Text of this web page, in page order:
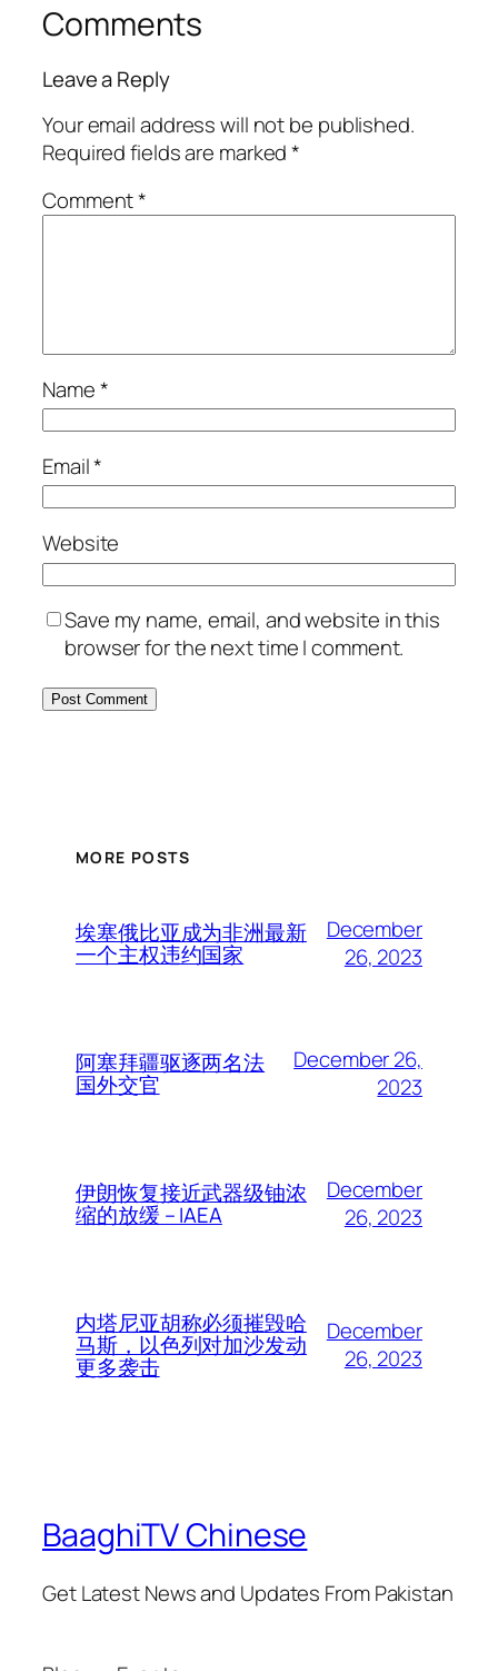
Comments
Leave a Reply
Your email address will not be published.
Required fields are marked*
Comment*
Name*
Email*
Website
Save my name, email, and website in this
browser for the next time I comment.
MORE POSTS
埃塞俄比亚成为非洲最新
一个主权违约国家
December
26, 2023
阿塞拜疆驱逐两名法
国外交官
December 26,
2023
伊朗恢复接近武器级铀浓
缩的放缓 – IAEA
December
26, 2023
内塔尼亚胡称必须摧毁哈
马斯，以色列对加沙发动
更多袭击
December
26, 2023
BaaghiTV Chinese
Get Latest News and Updates From Pakistan